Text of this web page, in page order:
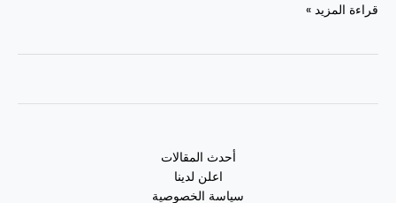
قراءة المزيد »
أحدث المقالات
اعلن لدينا
سياسة الخصوصية